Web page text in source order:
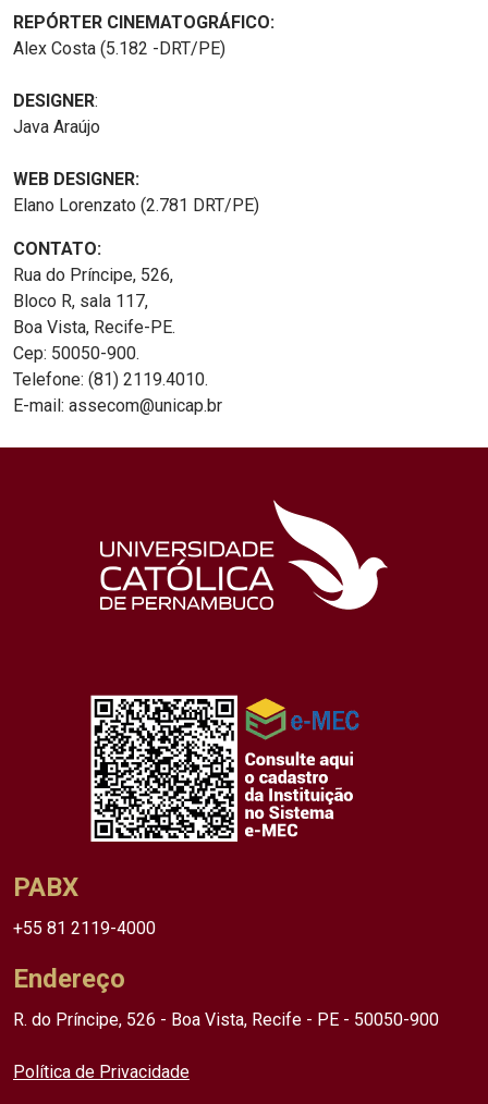
REPÓRTER CINEMATOGRÁFICO:
Alex Costa (5.182 -DRT/PE)
DESIGNER:
Java Araújo
WEB DESIGNER:
Elano Lorenzato (2.781 DRT/PE)
CONTATO:
Rua do Príncipe, 526,
Bloco R, sala 117,
Boa Vista, Recife-PE.
Cep: 50050-900.
Telefone: (81) 2119.4010.
E-mail: assecom@unicap.br
PABX
+55 81 2119-4000
Endereço
R. do Príncipe, 526 - Boa Vista, Recife - PE - 50050-900
Política de Privacidade